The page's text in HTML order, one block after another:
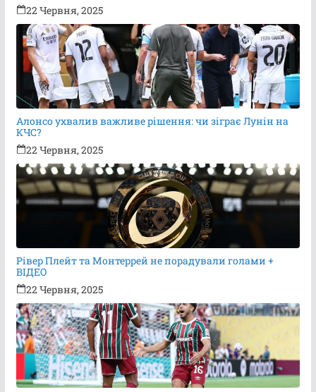
22 Червня, 2025
Алонсо ухвалив важливе рішення: чи зіграє Лунін на
КЧС?
22 Червня, 2025
Рівер Плейт та Монтеррей не порадували голами +
ВІДЕО
22 Червня, 2025